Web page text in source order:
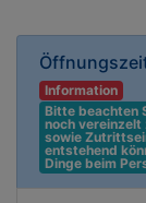
Information
Bitte beachten
noch vereinzelt
sowie
entstehend
Dinge beim